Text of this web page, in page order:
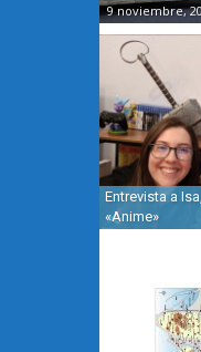
9 noviembre,
Entrevista a
«Anime»